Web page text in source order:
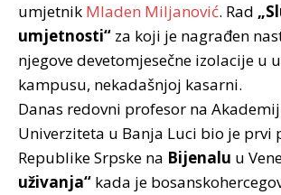
umjetnik Mladen Miljanović. Rad
umjetnosti“ za koji je nagrađen
njegove devetomjesečne izolacije u
kampusu, nekadašnjoj kasarni.
Danas redovni profesor na
Univerziteta u Banja Luci bio je prvi
Republike Srpske na Bijenalu u
uživanja“ kada je